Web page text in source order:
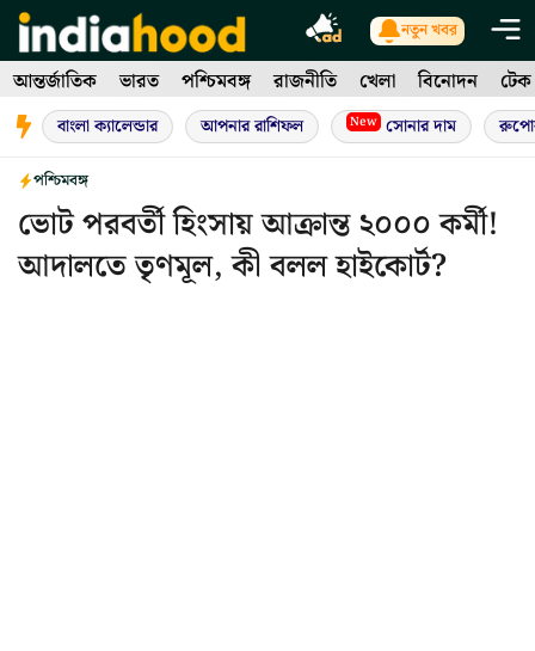
Skip
to
content
নতুন খবর
আন্তর্জাতিক ভারত পশ্চিমবঙ্গ রাজনীতি খেলা বিনোদন টেক
বাংলা ক্যালেন্ডার আপনার রাশিফল New সোনার দাম
পশ্চিমবঙ্গ
ভোট পরবর্তী হিংসায় আক্রান্ত ২০০০ কর্মী!
আদালতে তৃণমূল, কী বলল হাইকোর্ট?